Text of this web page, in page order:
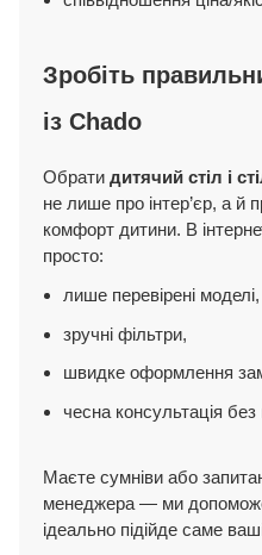
Зробіть
із Chado
Обрати дитячий стіл і
не лише про інтер’єр, а й
комфорт дитини. В
просто:
лише перевірені моделі,
зручні фільтри,
швидке оформлення
чесна консультація без
Маєте сумніви або
менеджера — ми
ідеально підійде саме